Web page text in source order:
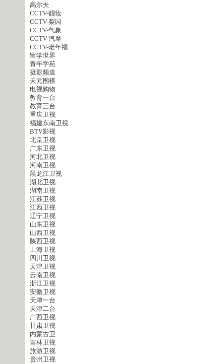
高尔夫
CCTV-靓妆
CCTV-梨园
CCTV-气象
CCTV-汽摩
CCTV-老年福
留学世界
青年学苑
摄影频道
天元围棋
电视购物
教育一台
教育三台
重庆卫视
福建东南卫视
BTV影视
北京卫视
广东卫视
河北卫视
河南卫视
黑龙江卫视
湖北卫视
湖南卫视
江苏卫视
江西卫视
辽宁卫视
山东卫视
山西卫视
陕西卫视
上海卫视
四川卫视
天津卫视
云南卫视
浙江卫视
安徽卫视
天津一台
天津二台
广西卫视
甘肃卫视
内蒙古卫
吉林卫视
旅游卫视
贵州卫视